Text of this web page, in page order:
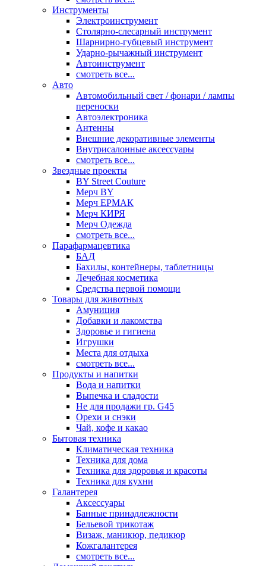
Инструменты
Электроинструмент
Столярно-слесарный инструмент
Шарнирно-губцевый инструмент
Ударно-рычажный инструмент
Автоинструмент
смотреть все...
Авто
Автомобильный свет / фонари / лампы
переноски
Автоэлектроника
Антенны
Внешние декоративные элементы
Внутрисалонные аксессуары
смотреть все...
Звездные проекты
BY Street Couture
Мерч BY
Мерч ЕРМАК
Мерч КИРЯ
Мерч Одежда
смотреть все...
Парафармацевтика
БАД
Бахилы, контейнеры, таблетницы
Лечебная косметика
Средства первой помощи
Товары для животных
Амуниция
Добавки и лакомства
Здоровье и гигиена
Игрушки
Места для отдыха
смотреть все...
Продукты и напитки
Вода и напитки
Выпечка и сладости
Не для продажи гр. G45
Орехи и снэки
Чай, кофе и какао
Бытовая техника
Климатическая техника
Техника для дома
Техника для здоровья и красоты
Техника для кухни
Галантерея
Аксессуары
Банные принадлежности
Бельевой трикотаж
Визаж, маникюр, педикюр
Кожгалантерея
смотреть все...